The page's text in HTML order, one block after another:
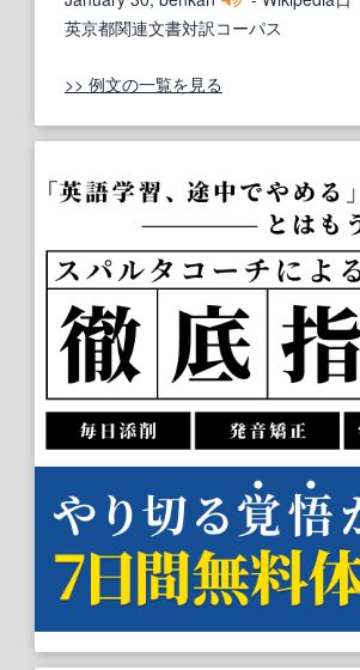
英京都関連文書対訳コーパス
>> 例文の一覧を見る